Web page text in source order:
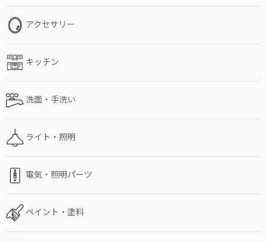
アクセサリー
キッチン
洗面・手洗い
ライト・照明
電気・照明パーツ
ペイント・塗料